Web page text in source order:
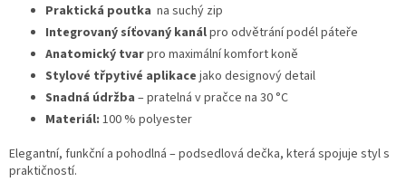
Praktická poutka na suchý zip
Integrovaný síťovaný kanálpro odvětrání podél páteře
Anatomický tvarpro maximální komfort koně
Stylové třpytivé aplikace jako designový detail
Snadná údržba – pratelná v pračce na 30 °C
Materiál: 100 % polyester
Elegantní, funkční a pohodlná – podsedlová dečka, která spojuje styl s
praktičností.